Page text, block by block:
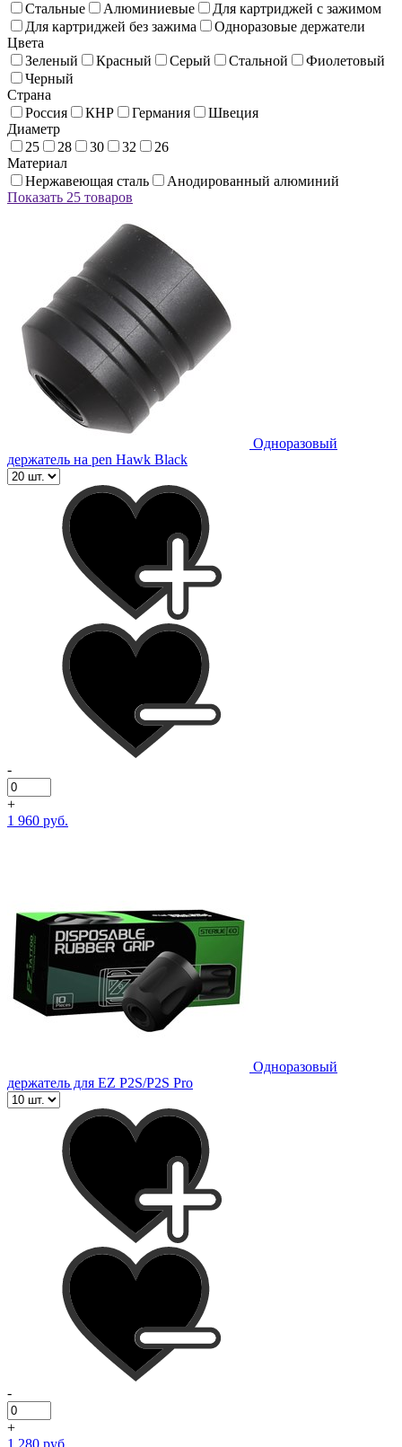
Стальные
Алюминиевые
Для картриджей с зажимом
Для картриджей без зажима
Одноразовые держатели
Цвета
Зеленый
Красный Серый Стальной
Фиолетовый
Черный
Страна
Россия
КНР Германия
Швеция
Диаметр
25
28 30 32
26
Материал
Нержавеющая сталь
Анодированный алюминий
Показать 25 товаров
Одноразовый
держатель на pen Hawk Black
-
+
1 960 руб.
Одноразовый
держатель для EZ P2S/P2S Pro
-
+